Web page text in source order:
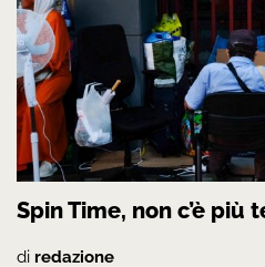
Spin Time, non c’è più
di redazione